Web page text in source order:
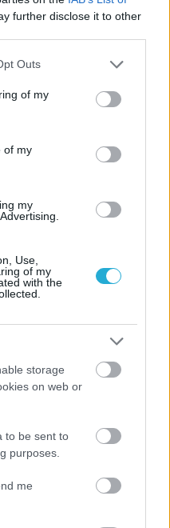
further disclose it to other
uses one or more Google
You may click to
its third-party tags to
purposes in below Google
Outs
of my
of my
my
Use,
of my
with the
storage
on web or
to be sent to
purposes.
me
Συνομοσπονδίας.
Νovasports ανδρών
Σεπέδα του ΠΑΟΚ και
στη γενική
Πρωταθλήματος